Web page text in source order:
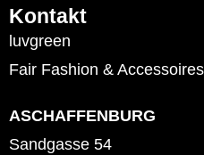
Kontakt
luvgreen
Fair Fashion &
ASCHAFFENBURG
Sandgasse 54